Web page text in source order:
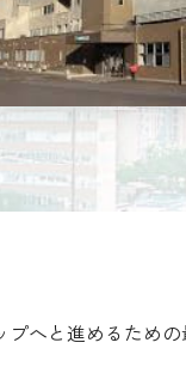
へと進めるため